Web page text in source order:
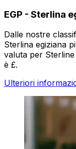
EGP - Sterlina
Dalle nostre
Sterlina egiziana
valuta per Sterline
è £.
Ulteriori